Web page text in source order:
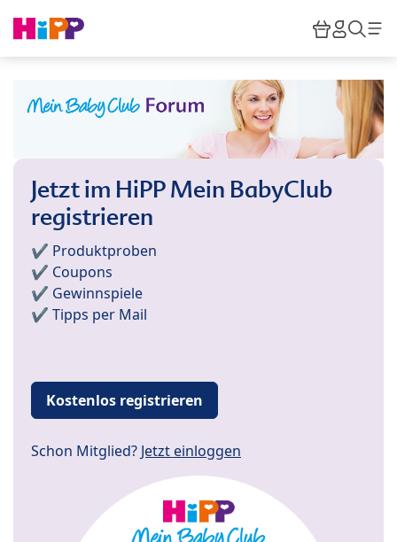
HiPP
Jetzt im HiPP Mein BabyClub
registrieren
✔️ Produktproben
✔️ Coupons
✔️ Gewinnspiele
✔️ Tipps per Mail
Kostenlos registrieren
Schon Mitglied? Jetzt einloggen